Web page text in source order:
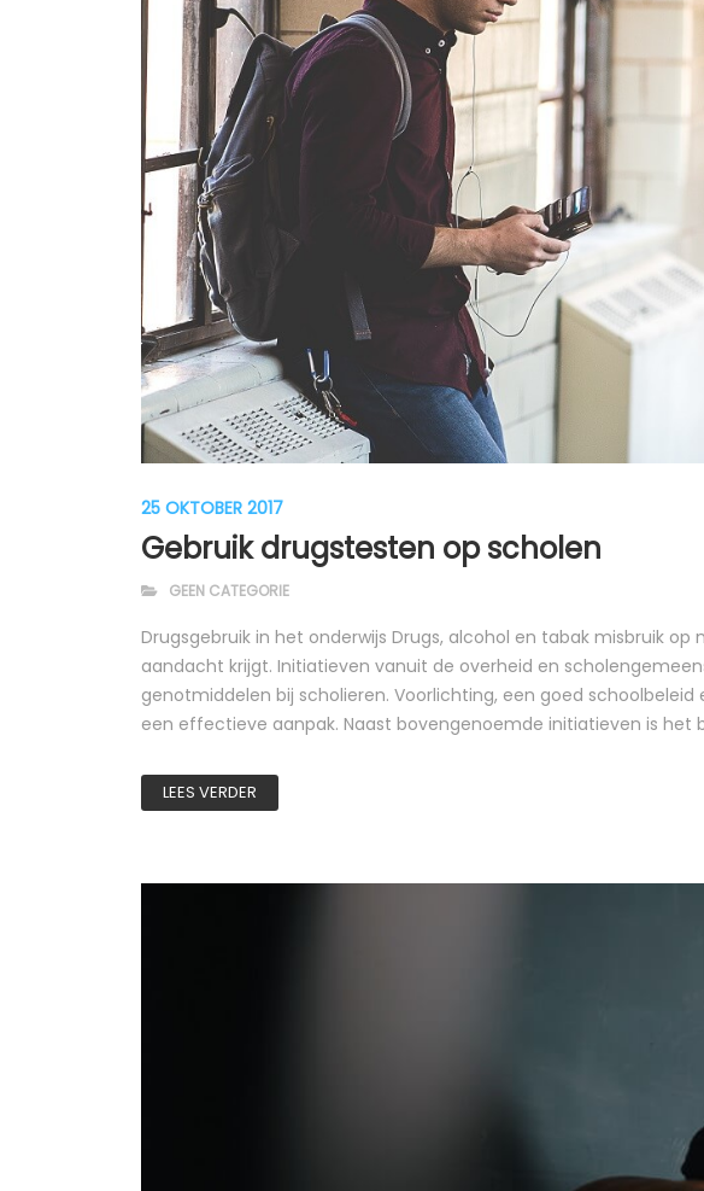
25 OKTOBER 2017
Gebruik drugstesten op scholen
GEEN CATEGORIE
Drugsgebruik in het onderwijs Drugs, alcohol en tabak misbruik
aandacht krijgt. Initiatieven vanuit de overheid en
genotmiddelen bij scholieren. Voorlichting, een goed
een effectieve aanpak. Naast bovengenoemde initiatieven is het
LEES VERDER